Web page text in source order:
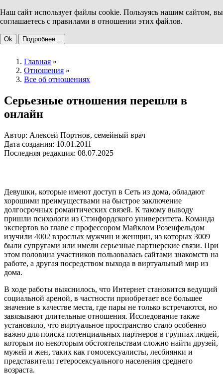
Наш сайт использует файлы cookie. Пользуясь нашим сайтом, вы
соглашаетесь с правилами в отношении этих файлов.
Ok Подробнее...
Главная »
Отношения »
Все об отношениях
Серьезные отношения перешли в
онлайн
Автор: Алексей Портнов, семейный врач
Дата создания: 10.01.2011
Последняя редакция: 08.07.2025
Девушки, которые имеют доступ в Сеть из дома, обладают
хорошими преимуществами на быстрое заключение
долгосрочных романтических связей. К такому выводу
пришли психологи из Стэнфордского университета. Команда
экспертов во главе с профессором Майклом Розенфельдом
изучили 4002 взрослых мужчин и женщин, из которых 3009
были супругами или имели серьезные партнерские связи. При
этом половина участников пользовалась сайтами знакомств на
работе, а другая посредством выхода в виртуальный мир из
дома.
В ходе работы выяснилось, что Интернет становится ведущий
социальной ареной, в частности приобретает все большее
значение в качестве места, где пары не только встречаются, но
завязывают длительные отношения. Исследование также
установило, что виртуальное пространство стало особенно
важно для поиска потенциальных партнеров в группах людей,
которым по некоторым обстоятельствам сложно найти друзей,
мужей и жен, таких как гомосексуалисты, лесбиянки и
представители гетеросексуального населения среднего
возраста.